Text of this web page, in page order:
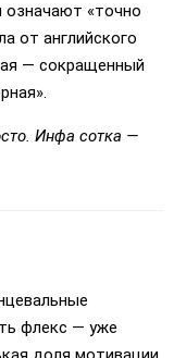
означают «точно
от английского
— сокращенный
Инфа сотка —
флекс — уже